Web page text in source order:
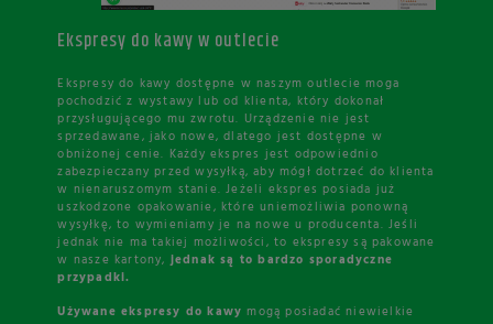
Ekspresy do kawy w outlecie
Ekspresy do kawy dostępne w naszym outlecie moga
pochodzić z wystawy lub od klienta, który dokonał
przysługującego mu zwrotu. Urządzenie nie jest
sprzedawane, jako nowe, dlatego jest dostępne w
obniżonej cenie. Każdy ekspres jest odpowiednio
zabezpieczany przed wysyłką, aby mógł dotrzeć do klienta
w nienaruszomym stanie. Jeżeli ekspres posiada już
uszkodzone opakowanie, które uniemożliwia ponowną
wysyłkę, to wymieniamy je na nowe u producenta. Jeśli
jednak nie ma takiej możliwości, to ekspresy są pakowane
w nasze kartony,jednak są to bardzo sporadyczne
przypadki.
Używane ekspresy do kawy mogą posiadać niewielkie